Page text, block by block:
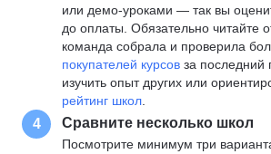
или демо-уроками — так вы
до оплаты. Обязательно читайте
команда собрала и проверила
покупателей курсов за
изучить опыт других или
рейтинг школ
4 Сравните несколько школ
Посмотрите минимум три